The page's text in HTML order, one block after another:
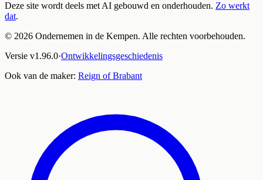
Deze site wordt deels met AI gebouwd en onderhouden. Zo werkt
dat.
© 2026 Ondernemen in de Kempen. Alle rechten voorbehouden.
Versie v1.96.0·Ontwikkelingsgeschiedenis
Ook van de maker: Reign of Brabant